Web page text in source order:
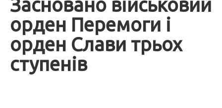
Засновано військовий
орден Перемоги і
орден Слави трьох
ступенів